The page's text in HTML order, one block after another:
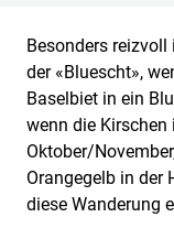
Besonders
der «Bluescht»,
Baselbiet in ein
wenn die
Oktober/
Orangegelb in der
diese Wanderung